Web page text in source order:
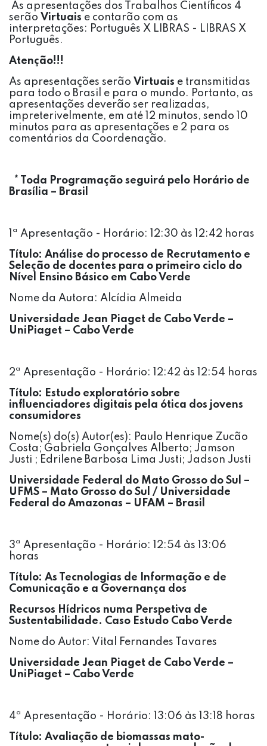
As apresentações dos Trabalhos Científicos 4
serão Virtuais e contarão com as
interpretações: Português X LIBRAS - LIBRAS X
Português.
Atenção!!!
As apresentações serão Virtuais e transmitidas
para todo o Brasil e para o mundo. Portanto, as
apresentações deverão ser realizadas,
impreterivelmente, em até 12 minutos, sendo 10
minutos para as apresentações e 2 para os
comentários da Coordenação.
* Toda Programação seguirá pelo Horário de
Brasília – Brasil
1ª Apresentação - Horário: 12:30 às 12:42 horas
Título: Análise do processo de Recrutamento e
Seleção de docentes para o primeiro ciclo do
Nível Ensino Básico em Cabo Verde
Nome da Autora: Alcídia Almeida
Universidade Jean Piaget de Cabo Verde –
UniPiaget – Cabo Verde
2ª Apresentação - Horário: 12:42 às 12:54 horas
Título: Estudo exploratório sobre
influenciadores digitais pela ótica dos jovens
consumidores
Nome(s) do(s) Autor(es): Paulo Henrique Zucão
Costa; Gabriela Gonçalves Alberto; Jamson
Justi ; Edrilene Barbosa Lima Justi; Jadson Justi
Universidade Federal do Mato Grosso do Sul –
UFMS – Mato Grosso do Sul / Universidade
Federal do Amazonas – UFAM – Brasil
3ª Apresentação - Horário: 12:54 às 13:06
horas
Título: As Tecnologias de Informação e de
Comunicação e a Governança dos
Recursos Hídricos numa Perspetiva de
Sustentabilidade. Caso Estudo Cabo Verde
Nome do Autor: Vital Fernandes Tavares
Universidade Jean Piaget de Cabo Verde –
UniPiaget – Cabo Verde
4ª Apresentação - Horário: 13:06 às 13:18 horas
Título: Avaliação de biomassas mato-